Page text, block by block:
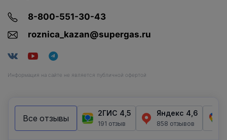
8-800-551-30-43
roznica_kazan@supergas.ru
Информация на сайте не является публичной офертой